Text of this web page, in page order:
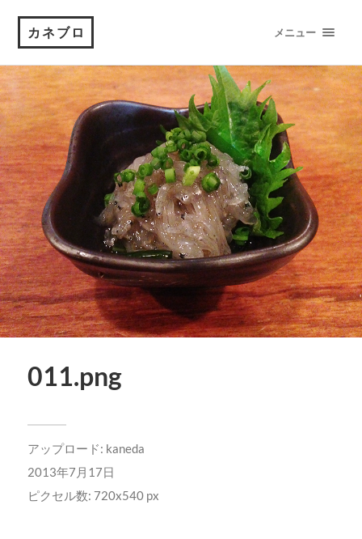
カネブロ メニュー
011.png
アップロード: kaneda
2013年7月17日
ピクセル数: 720x540 px